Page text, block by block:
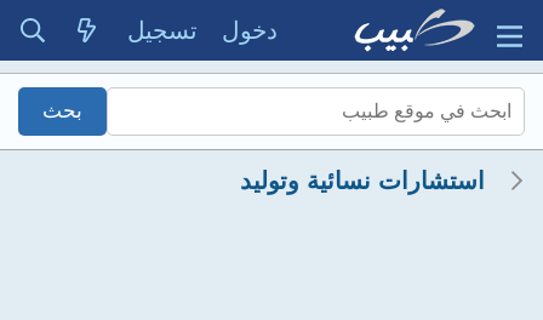
دخول تسجيل
استشارات نسائية وتوليد